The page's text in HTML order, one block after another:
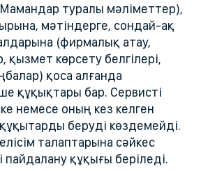
туралы мәліметтер),
мәтіндерге, сондай-ақ
(фирмалық атау,
қызмет көрсету белгілері,
қоса алғанда
құқықтары бар. Сервисті
немесе оның кез келген
беруді көздемейді.
талаптарына сәйкес
пайдалану құқығы беріледі.